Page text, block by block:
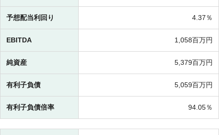
予想配当利回り 4.37％
EBITDA 1,058百万円
純資産 5,379百万円
有利子負債 5,059百万円
有利子負債倍率 94.05％